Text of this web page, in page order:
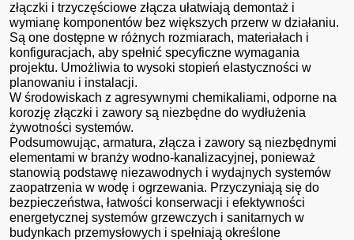
złączki i trzyczęściowe złącza ułatwiają demontaż i
wymianę komponentów bez większych przerw w działaniu.
Są one dostępne w różnych rozmiarach, materiałach i
konfiguracjach, aby spełnić specyficzne wymagania
projektu. Umożliwia to wysoki stopień elastyczności w
planowaniu i instalacji.
W środowiskach z agresywnymi chemikaliami, odporne na
korozję złączki i zawory są niezbędne do wydłużenia
żywotności systemów.
Podsumowując, armatura, złącza i zawory są niezbędnymi
elementami w branży wodno-kanalizacyjnej, ponieważ
stanowią podstawę niezawodnych i wydajnych systemów
zaopatrzenia w wodę i ogrzewania. Przyczyniają się do
bezpieczeństwa, łatwości konserwacji i efektywności
energetycznej systemów grzewczych i sanitarnych w
budynkach przemysłowych i spełniają określone